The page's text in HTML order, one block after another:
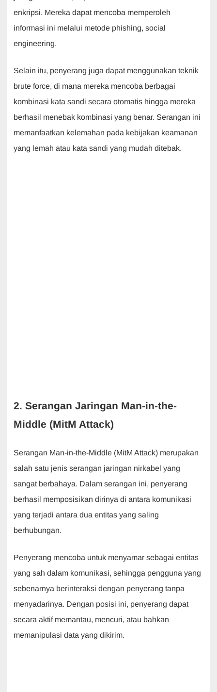
enkripsi. Mereka dapat mencoba memperoleh
informasi ini melalui metode phishing, social
engineering.
Selain itu, penyerang juga dapat menggunakan teknik
brute force, di mana mereka mencoba berbagai
kombinasi kata sandi secara otomatis hingga mereka
berhasil menebak kombinasi yang benar. Serangan ini
memanfaatkan kelemahan pada kebijakan keamanan
yang lemah atau kata sandi yang mudah ditebak.
2. Serangan Jaringan Man-in-the-
Middle (MitM Attack)
Serangan Man-in-the-Middle (MitM Attack) merupakan
salah satu jenis serangan jaringan nirkabel yang
sangat berbahaya. Dalam serangan ini, penyerang
berhasil memposisikan dirinya di antara komunikasi
yang terjadi antara dua entitas yang saling
berhubungan.
Penyerang mencoba untuk menyamar sebagai entitas
yang sah dalam komunikasi, sehingga pengguna yang
sebenarnya berinteraksi dengan penyerang tanpa
menyadarinya. Dengan posisi ini, penyerang dapat
secara aktif memantau, mencuri, atau bahkan
memanipulasi data yang dikirim.